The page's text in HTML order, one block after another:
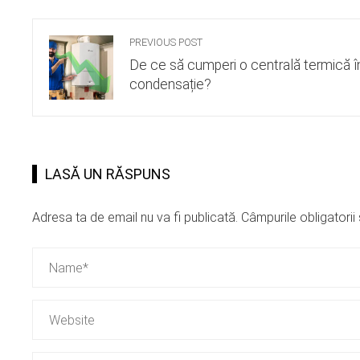
PREVIOUS POST
De ce să cumperi o centrală termică
condensație?
LASĂ UN RĂSPUNS
Adresa ta de email nu va fi publicată. Câmpurile